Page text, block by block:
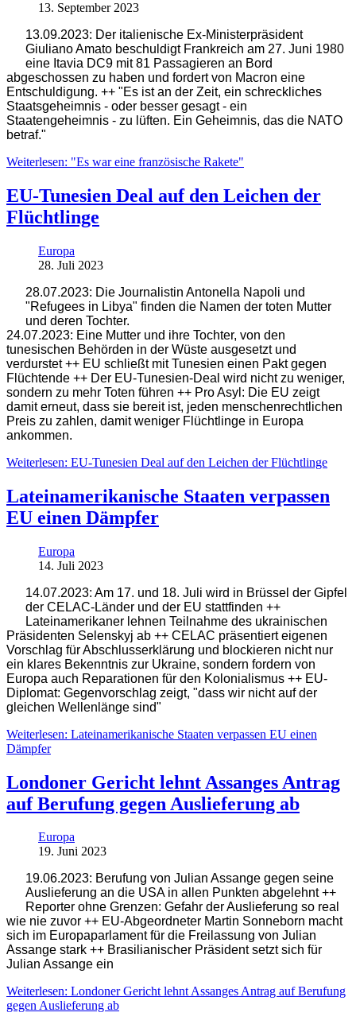
13. September 2023
13.09.2023: Der italienische Ex-Ministerpräsident
Giuliano Amato beschuldigt Frankreich am 27. Juni 1980
eine Itavia DC9 mit 81 Passagieren an Bord
abgeschossen zu haben und fordert von Macron eine
Entschuldigung. ++ "Es ist an der Zeit, ein schreckliches
Staatsgeheimnis - oder besser gesagt - ein
Staatengeheimnis - zu lüften. Ein Geheimnis, das die NATO
betraf."
Weiterlesen: "Es war eine französische Rakete"
EU-Tunesien Deal auf den Leichen der
Flüchtlinge
Europa
28. Juli 2023
28.07.2023: Die Journalistin Antonella Napoli und
"Refugees in Libya" finden die Namen der toten Mutter
und deren Tochter.
24.07.2023: Eine Mutter und ihre Tochter, von den
tunesischen Behörden in der Wüste ausgesetzt und
verdurstet ++ EU schließt mit Tunesien einen Pakt gegen
Flüchtende ++ Der EU-Tunesien-Deal wird nicht zu weniger,
sondern zu mehr Toten führen ++ Pro Asyl: Die EU zeigt
damit erneut, dass sie bereit ist, jeden menschenrechtlichen
Preis zu zahlen, damit weniger Flüchtlinge in Europa
ankommen.
Weiterlesen: EU-Tunesien Deal auf den Leichen der Flüchtlinge
Lateinamerikanische Staaten verpassen
EU einen Dämpfer
Europa
14. Juli 2023
14.07.2023: Am 17. und 18. Juli wird in Brüssel der Gipfel
der CELAC-Länder und der EU stattfinden ++
Lateinamerikaner lehnen Teilnahme des ukrainischen
Präsidenten Selenskyj ab ++ CELAC präsentiert eigenen
Vorschlag für Abschlusserklärung und blockieren nicht nur
ein klares Bekenntnis zur Ukraine, sondern fordern von
Europa auch Reparationen für den Kolonialismus ++ EU-
Diplomat: Gegenvorschlag zeigt, "dass wir nicht auf der
gleichen Wellenlänge sind"
Weiterlesen: Lateinamerikanische Staaten verpassen EU einen
Dämpfer
Londoner Gericht lehnt Assanges Antrag
auf Berufung gegen Auslieferung ab
Europa
19. Juni 2023
19.06.2023: Berufung von Julian Assange gegen seine
Auslieferung an die USA in allen Punkten abgelehnt ++
Reporter ohne Grenzen: Gefahr der Auslieferung so real
wie nie zuvor ++ EU-Abgeordneter Martin Sonneborn macht
sich im Europaparlament für die Freilassung von Julian
Assange stark ++ Brasilianischer Präsident setzt sich für
Julian Assange ein
Weiterlesen: Londoner Gericht lehnt Assanges Antrag auf Berufung
gegen Auslieferung ab